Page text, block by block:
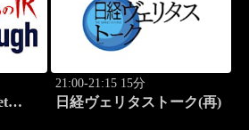
21:00-21:15 15分
日経ヴェリタストーク(再)